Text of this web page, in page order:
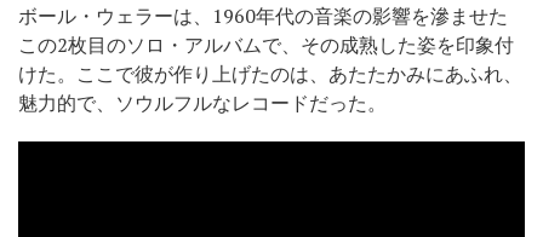
ボール・ウェラーは、1960年代の音楽の影響を滲ませた
この2枚目のソロ・アルバムで、その成熟した姿を印象付
けた。ここで彼が作り上げたのは、あたたかみにあふれ、
魅力的で、ソウルフルなレコードだった。